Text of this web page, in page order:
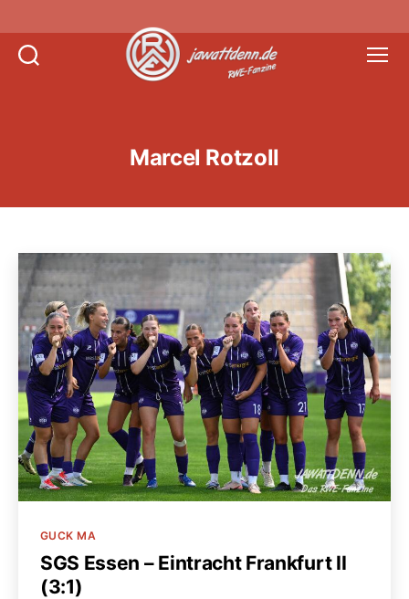
Marcel Rotzoll
Kategorien
GUCK MA
SGS Essen – Eintracht Frankfurt II
(3:1)